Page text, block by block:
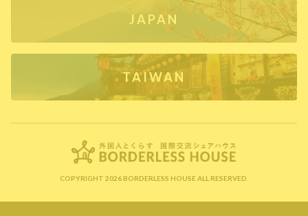
JAPAN
TAIWAN
COPYRIGHT 2026 BORDERLESS HOUSE ALL RESERVED.